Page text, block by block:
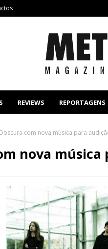
REVIEWS REPORTAGENS
com nova música para
nova música